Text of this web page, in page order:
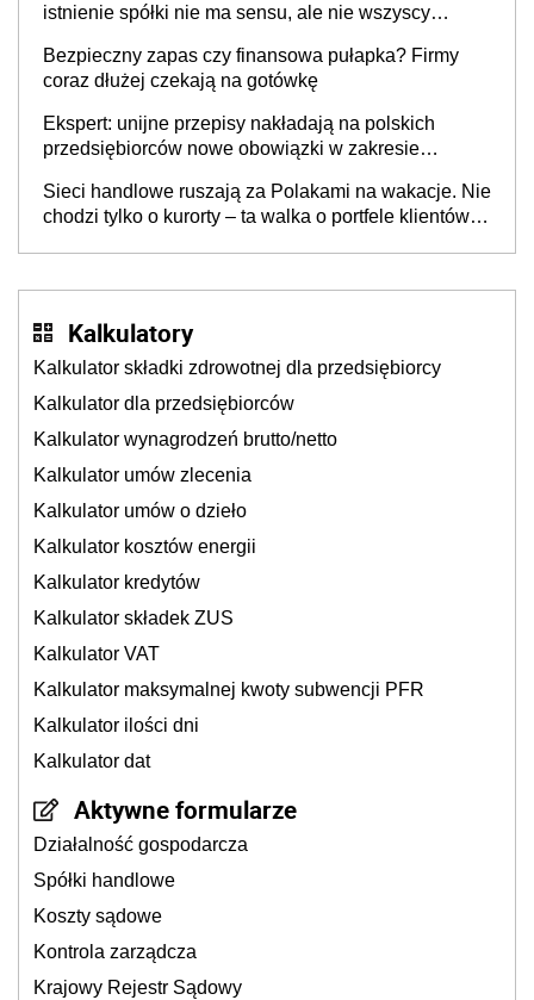
istnienie spółki nie ma sensu, ale nie wszyscy
Bezpieczny zapas czy finansowa pułapka? Firmy
coraz dłużej czekają na gotówkę
Ekspert: unijne przepisy nakładają na polskich
przedsiębiorców nowe obowiązki w zakresie
Sieci handlowe ruszają za Polakami na wakacje. Nie
chodzi tylko o kurorty – ta walka o portfele klientów
Kalkulatory
Kalkulator składki zdrowotnej dla przedsiębiorcy
Kalkulator dla przedsiębiorców
Kalkulator wynagrodzeń brutto/netto
Kalkulator umów zlecenia
Kalkulator umów o dzieło
Kalkulator kosztów energii
Kalkulator kredytów
Kalkulator składek ZUS
Kalkulator VAT
Kalkulator maksymalnej kwoty subwencji PFR
Kalkulator ilości dni
Kalkulator dat
Aktywne formularze
Działalność gospodarcza
Spółki handlowe
Koszty sądowe
Kontrola zarządcza
Krajowy Rejestr Sądowy